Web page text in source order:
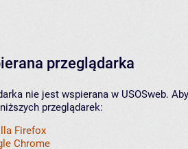
przeglądarka
nie jest wspierana w USOSweb.
przeglądarek:
Firefox
Chrome